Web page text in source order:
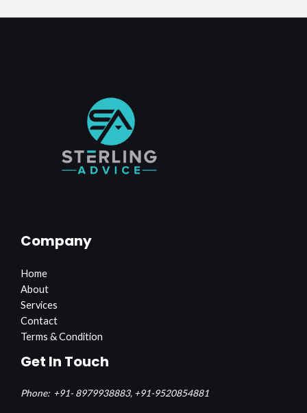
Company
Home
About
Services
Contact
Terms & Condition
Get In Touch
Phone: +91- 8979938883, +91-9520854881